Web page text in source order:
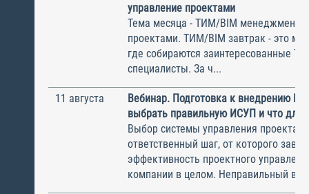
управление проектами
Тема месяца - ТИМ/BIM менеджмент и
проектами. ТИМ/BIM завтрак - это
где собираются заинтересованные
специалисты. За ч...
11 августа
Вебинар. Подготовка к внедрению
выбрать правильную ИСУП и что для
Выбор системы управления
ответственный шаг, от которого
эффективность проектного
компании в целом. Неправильный